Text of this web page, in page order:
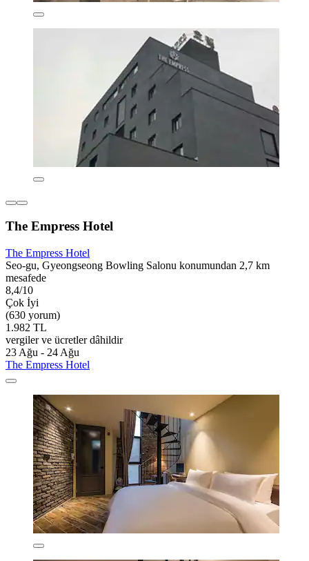
The Empress Hotel
The Empress Hotel
Seo-gu, Gyeongseong Bowling Salonu konumundan 2,7 km
mesafede
8,4/10
Çok İyi
(630 yorum)
1.982 TL
vergiler ve ücretler dâhildir
23 Ağu - 24 Ağu
The Empress Hotel